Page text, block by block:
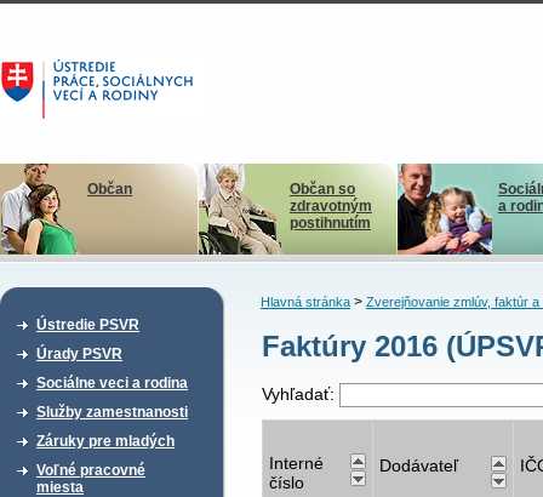
Občan
Občan so
zdravotným
postihnutím
a
Ústredie PSVR
Úrady PSVR
Sociálne veci a rodina
Služby zamestnanosti
Záruky pre mladých
Voľné pracovné
miesta
Hlavná stránka> Zverejňovanie zmlúv, faktúr a
Faktúry 2016
Vyhľadať:
Interné
číslo
Dodávateľ